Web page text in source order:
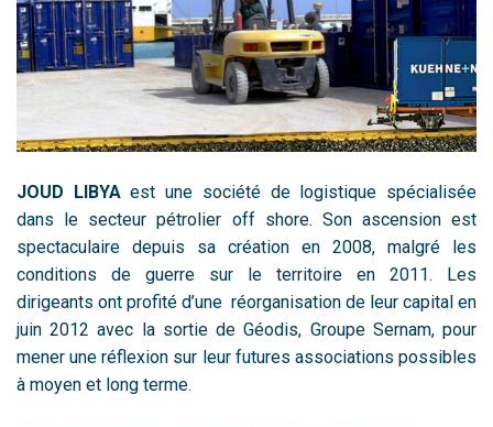
JOUD LIBYAest une société de logistique spécialisée
dans le secteur pétrolier off shore. Son ascension est
spectaculaire depuis sa création en 2008, malgré les
conditions de guerre sur le territoire en 2011. Les
dirigeants ont profité d’une réorganisation de leur capital en
juin 2012 avec la sortie de Géodis, Groupe Sernam, pour
mener une réflexion sur leur futures associations possibles
à moyen et long terme.